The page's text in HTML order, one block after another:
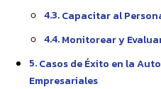
Capacitar al
Monitorear y
Casos de Éxito en la
Empresariales